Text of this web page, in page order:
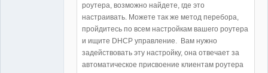
роутера, возможно найдете, где это
настраивать. Можете так же метод перебора,
пройдитесь по всем настройкам вашего роутера
и ищите DHCP управление. Вам нужно
задействовать эту настройку, она отвечает за
автоматическое присвоение клиентам роутера